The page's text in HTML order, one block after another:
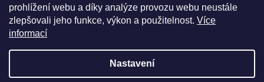
prohlížení webu a díky analýze provozu webu neustále
zlepšovali jeho funkce, výkon a použitelnost. Více
informací
Nastavení
Facebook